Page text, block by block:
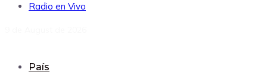
Radio en Vivo
País